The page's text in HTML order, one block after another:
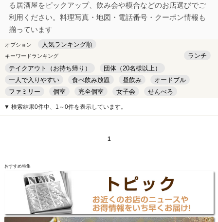
る居酒屋をピックアップ、飲み会や模合などのお店選びでご
利用ください。料理写真・地図・電話番号・クーポン情報も
揃っています
オプション 人気ランキング順
キーワードランキング
ランチ
テイクアウト（お持ち帰り）
団体（20名様以上）
一人で入りやすい
食べ飲み放題 昼飲み
オードブル
ファミリー
個室 完全個室 女子会
せんべろ
キッズルーム
安い デート
▼ 検索結果0件中、1～0件を表示しています。
1
おすすめ特集